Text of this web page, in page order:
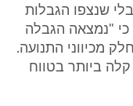
שנצפו הגבלות
כי "נמצאה הגבלה
מכיווני התנועה.
ביותר בטווח